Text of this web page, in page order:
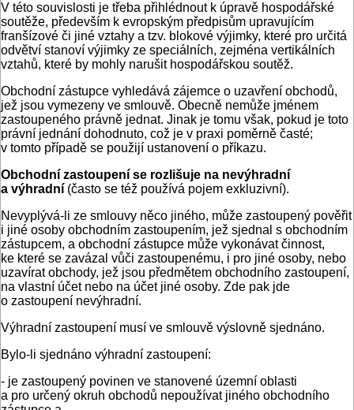
V této souvislosti je třeba přihlédnout k úpravě hospodářské
soutěže, především k evropským předpisům upravujícím
franšízové či jiné vztahy a tzv. blokové výjimky, které pro určitá
odvětví stanoví výjimky ze speciálních, zejména vertikálních
vztahů, které by mohly narušit hospodářskou soutěž.
Obchodní zástupce vyhledává zájemce o uzavření obchodů,
jež jsou vymezeny ve smlouvě. Obecně nemůže jménem
zastoupeného právně jednat. Jinak je tomu však, pokud je toto
právní jednání dohodnuto, což je v praxi poměrně časté;
v tomto případě se použijí ustanovení o příkazu.
Obchodní zastoupení se rozlišuje na nevýhradní
a výhradní (často se též používá pojem exkluzivní).
Nevyplývá-li ze smlouvy něco jiného, může zastoupený pověřit
i jiné osoby obchodním zastoupením, jež sjednal s obchodním
zástupcem, a obchodní zástupce může vykonávat činnost,
ke které se zavázal vůči zastoupenému, i pro jiné osoby, nebo
uzavírat obchody, jež jsou předmětem obchodního zastoupení,
na vlastní účet nebo na účet jiné osoby. Zde pak jde
o zastoupení nevýhradní.
Výhradní zastoupení musí ve smlouvě výslovně sjednáno.
Bylo-li sjednáno výhradní zastoupení:
- je zastoupený povinen ve stanovené územní oblasti
a pro určený okruh obchodů nepoužívat jiného obchodního